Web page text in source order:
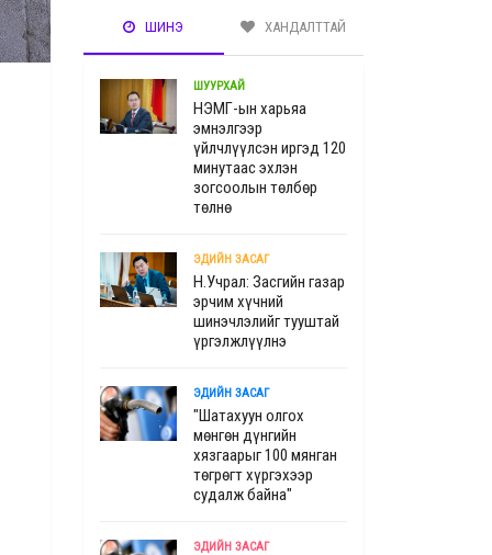
ШИНЭ ХАНДАЛТТАЙ
ШУУРХАЙ
НЭМГ-ын харьяа
эмнэлгээр
үйлчлүүлсэн иргэд 120
минутаас эхлэн
зогсоолын төлбөр
төлнө
ЭДИЙН ЗАСАГ
Н.Учрал: Засгийн газар
эрчим хүчний
шинэчлэлийг тууштай
үргэлжлүүлнэ
ЭДИЙН ЗАСАГ
"Шатахуун олгох
мөнгөн дүнгийн
хязгаарыг 100 мянган
төгрөгт хүргэхээр
судалж байна"
ЭДИЙН ЗАСАГ